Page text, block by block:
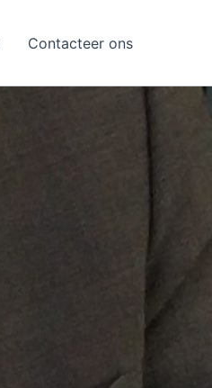
Contacteer ons